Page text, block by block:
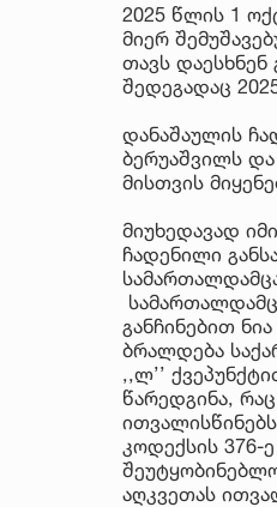
2025 წლის 1
მიერ
თავს დაესხნენ
შედეგადაც
დანაშაულის
ბერუაშვილს და
მისთვის
მიუხედავად
ჩადენილი
განჩინებით
ბრალდება
,,ლ’’
წარედგინა,
კოდექსის 376-
აღკვეთას